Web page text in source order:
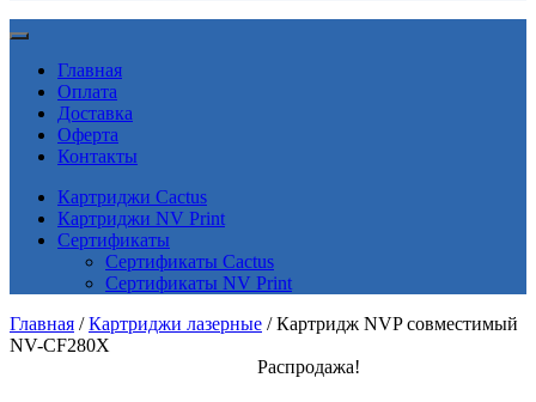
Главная
Оплата
Доставка
Оферта
Контакты
Картриджи Cactus
Картриджи NV Print
Сертификаты
Сертификаты Cactus
Сертификаты NV Print
Главная /Картриджи лазерные / Картридж NVP совместимый
NV-CF280X
Распродажа!